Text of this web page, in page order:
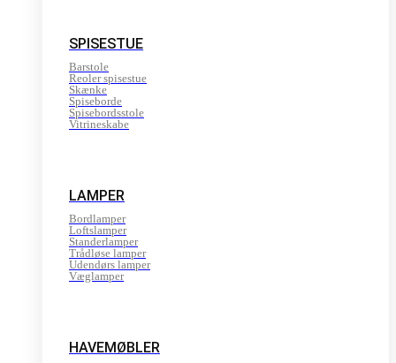
SPISESTUE
Barstole
Reoler spisestue
Skænke
Spiseborde
Spisebordsstole
Vitrineskabe
LAMPER
Bordlamper
Loftslamper
Standerlamper
Trådløse lamper
Udendørs lamper
Væglamper
HAVEMØBLER